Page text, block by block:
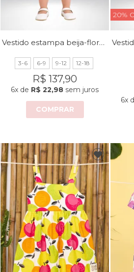
Vestido estampa beija-flores
3-6 6-9 9-12 12-18
R$ 137,90
6x de R$ 22,98 sem juros
COMPRAR
20%
6x